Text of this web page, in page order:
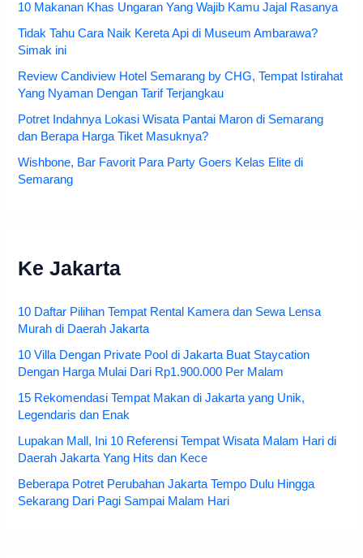
10 Makanan Khas Ungaran Yang Wajib Kamu Jajal Rasanya
Tidak Tahu Cara Naik Kereta Api di Museum Ambarawa?
Simak ini
Review Candiview Hotel Semarang by CHG, Tempat Istirahat
Yang Nyaman Dengan Tarif Terjangkau
Potret Indahnya Lokasi Wisata Pantai Maron di Semarang
dan Berapa Harga Tiket Masuknya?
Wishbone, Bar Favorit Para Party Goers Kelas Elite di
Semarang
Ke Jakarta
10 Daftar Pilihan Tempat Rental Kamera dan Sewa Lensa
Murah di Daerah Jakarta
10 Villa Dengan Private Pool di Jakarta Buat Staycation
Dengan Harga Mulai Dari Rp1.900.000 Per Malam
15 Rekomendasi Tempat Makan di Jakarta yang Unik,
Legendaris dan Enak
Lupakan Mall, Ini 10 Referensi Tempat Wisata Malam Hari di
Daerah Jakarta Yang Hits dan Kece
Beberapa Potret Perubahan Jakarta Tempo Dulu Hingga
Sekarang Dari Pagi Sampai Malam Hari